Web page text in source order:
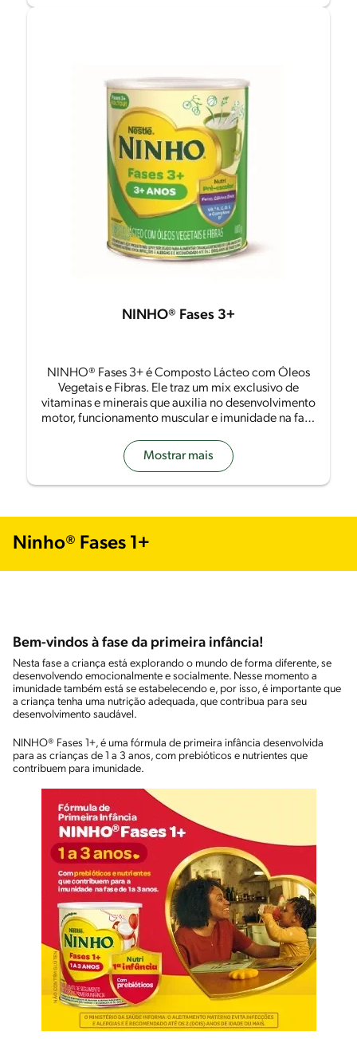
NINHO® Fases 3+
NINHO® Fases 3+ é Composto Lácteo com Óleos
Vegetais e Fibras. Ele traz um mix exclusivo de
vitaminas e minerais que auxilia no desenvolvimento
motor, funcionamento muscular e imunidade na fase
Mostrar mais
Ninho® Fases 1+
Bem-vindos à fase da primeira infância!
Nesta fase a criança está explorando o mundo de forma diferente, se
desenvolvendo emocionalmente e socialmente. Nesse momento a
imunidade também está se estabelecendo e, por isso, é importante que
a criança tenha uma nutrição adequada, que contribua para seu
desenvolvimento saudável.
NINHO® Fases 1+, é uma fórmula de primeira infância desenvolvida
para as crianças de 1 a 3 anos, com prebióticos e nutrientes que
contribuem para imunidade.